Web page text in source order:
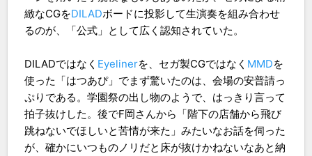
緻なCGをDILADボードに投影して生演奏を組み合わせ
るのが、「公式」として広く認知されていた。
DILADではなく Eyelinerを、セガ製CGではなく MMDを
使った「はつあぴ」でまず驚いたのは、会場の安普請っ
ぷりである。学園祭の出し物のようで、はっきり言って
拍子抜けした。後でF岡さんから「階下の店舗から飛び
跳ねないでほしいと苦情が来た」みたいなお話を伺った
が、確かにいつものノリだと床が抜けかねないなあと納